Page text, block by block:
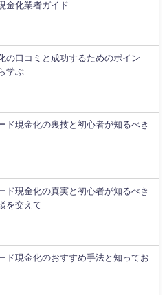
金化業者ガイド
の口コミと成功するためのポイン
学ぶ
ド現金化の裏技と初心者が知るべき
ド現金化の真実と初心者が知るべき
を交えて
ド現金化のおすすめ手法と知ってお